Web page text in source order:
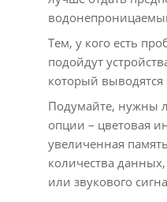
Тем, у кого есть
подойдут
который выводятся
Подумайте, нужны
опции – цветовая
увеличенная
количества
или звукового